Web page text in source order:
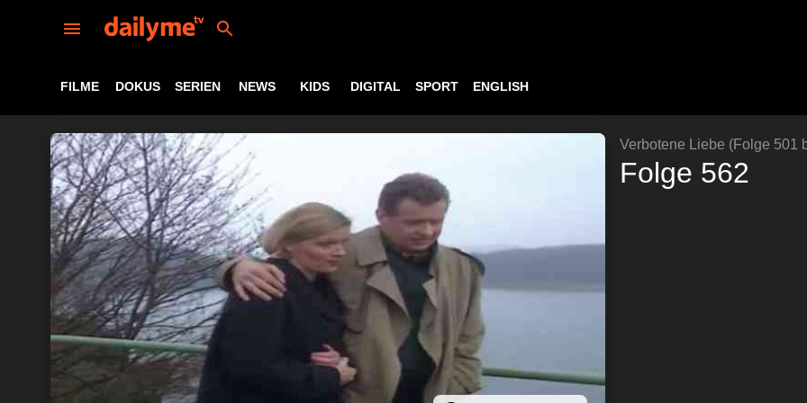
FILME DOKUS SERIEN NEWS KIDS DIGITAL SPORT ENGLISH
Verbotene Liebe (Folge 501
Folge 562